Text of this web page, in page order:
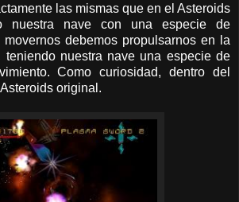
las mismas que en el Asteroids
nuestra nave con una especie de
debemos propulsarnos en la
teniendo nuestra nave una especie de
Como curiosidad, dentro del
original.